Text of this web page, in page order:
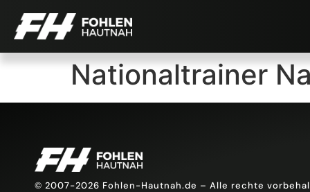
Nationaltrainer
© 2007-2026 Fohlen-Hautnah.de – Alle rechte